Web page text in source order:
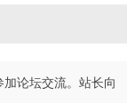
论坛交流。站长向